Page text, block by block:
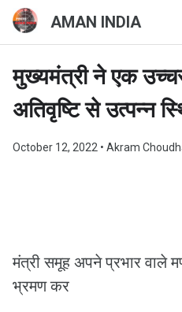
AMAN INDIA
मुख्यमंत्री ने एक
अतिवृष्टि से उत्पन्न
October 12, 2022 • Akram
मंत्री समूह अपने प्रभार वाले
भ्रमण कर